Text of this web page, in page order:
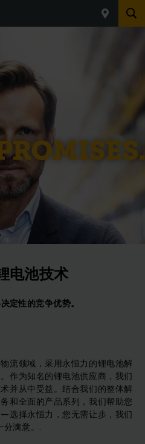
电池技术
定性的竞争优势。
流领域，采用永恒力的锂电池解
作为知名的锂电池供应商，我们
并从中受益。结合我们的整体解
和全面的产品系列，我们帮助您
选择永恒力，您无需让步，我们
分满意。.